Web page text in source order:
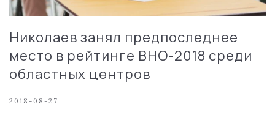
Николаев занял предпоследнее
место в рейтинге ВНО-2018 среди
областных центров
2018-08-27